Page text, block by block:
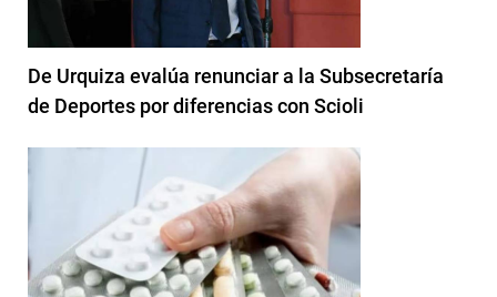
De Urquiza evalúa renunciar a la Subsecretaría
de Deportes por diferencias con Scioli